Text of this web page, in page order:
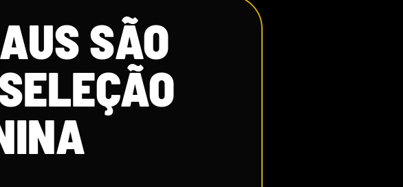
SÃO